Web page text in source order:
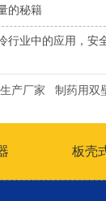
的秘籍
行业中的应用，安
产厂家 制药用双
板壳